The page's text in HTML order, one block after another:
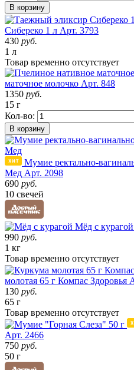
В корзину
Сибереко 1 л Арт. 3793
430 руб.
1 л
Товар временно отсутствует
маточное молочко Арт. 848
1350 руб.
15 г
Кол-во:
В корзину
Мумие ректально-
Мед Арт. 2098
690 руб.
10 свечей
Мёд с курагой
990 руб.
1 кг
Товар временно отсутствует
молотая 65 г Компас Здоровья
130 руб.
65 г
Товар временно отсутствует
Арт. 2466
750 руб.
50 г